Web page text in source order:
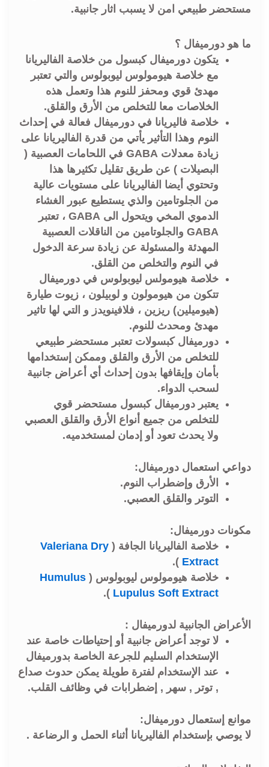
مستحضر طبيعي امن لا يسبب اثار جانبية.
ما هو دورميفال ؟
يتكون دورميفال كبسول من خلاصة الفاليريانا
مع خلاصة هيومولوس ليوبولوس والتي تعتبر
مهدئ قوي ومحفز للنوم هذا وتعمل هذه
الخلاصات معا للتخلص من الأرق والقلق.
خلاصة فاليريانا في دورميفال فعالة في إحداث
النوم وهذا التأثير يأتي من قدرة الفاليريانا على
زيادة معدلات GABA في اللحامات العصبية (
البصيلات ) عن طريق تقليل تكثيرها هذا
وتحتوي أيضا الفاليريانا على مستويات عالية
من الجلوتامين والذي يستطيع عبور الغشاء
الدموي المخي ويتحول الى GABA ، تعتبر
GABA والجلوتامين من الناقلات العصبية
المهدئة والمسئولة عن زيادة سرعة الدخول
في النوم والتخلص من القلق.
خلاصة هيومولس ليوبولوس في دورميفال
تتكون من هيومولون و لوبيلون ، زيوت طيارة
(هيوميلين) ريزين ، فلافينويدز و التي لها تاثير
مهدئ ومحدث للنوم.
دورميفال كبسولات تعتبر مستحضر طبيعي
للتخلص من الأرق والقلق وممكن إستخدامها
بأمان وإيقافها بدون إحداث أي أعراض جانبية
لسحب الدواء.
يعتبر دورميفال كبسول مستحضر قوي
للتخلص من جميع أنواع الأرق والقلق العصبي
ولا يحدث تعود أو إدمان لمستخدميه.
دواعي استعمال دورميفال:
الأرق وإضطراب النوم.
التوتر والقلق العصبي.
مكونات دورميفال:
خلاصة الفاليريانا الجافة ( Valeriana Dry
Extract
).
خلاصة هيومولوس ليوبولوس ( Humulus
Lupulus Soft Extract
).
الأعراض الجانبية لدورميفال :
لا توجد أعراض جانبية أو إحتياطات خاصة عند
الإستخدام السليم للجرعة الخاصة بدورميفال
عند الإستخدام لفترة طويلة يمكن حدوث صداع
, توتر , سهر , إضطرابات في وظائف القلب.
موانع إستعمال دورميفال:
لا يوصي بإستخدام الفاليريانا أثناء الحمل و الرضاعة .